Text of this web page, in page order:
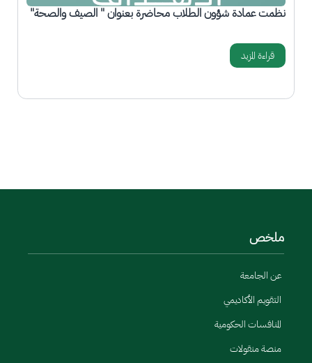
نظمت عمادة شؤون الطلاب محاضرة بعنوان " الصيف والصحة"
قراءة المزيد
ملخص
عن الجامعة
التقويم الأكاديمي
المنافسات الحكومية
منصة منقولات